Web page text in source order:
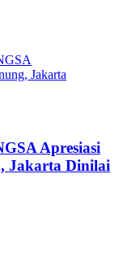
Apresiasi
Jakarta Dinilai